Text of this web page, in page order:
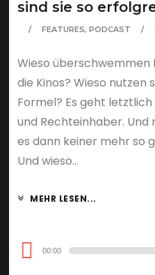
sind sie so
FEATURES,PODCAST
Wieso
die Kinos? Wieso nutzen
Formel? Es geht
und Rechteinhaber.
es dann keiner mehr so
Und wieso...
MEHR LESEN...
Audio-00:00